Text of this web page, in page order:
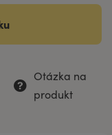
Otázka na
produkt